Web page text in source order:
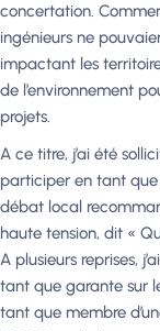
concertation.
ingénieurs ne
impactant les
de l’environnement
projets.
A ce titre, j’ai été
participer en tant
débat local
haute tension, dit «
A plusieurs reprises,
tant que garante sur
tant que membre